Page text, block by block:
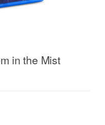
in the Mist